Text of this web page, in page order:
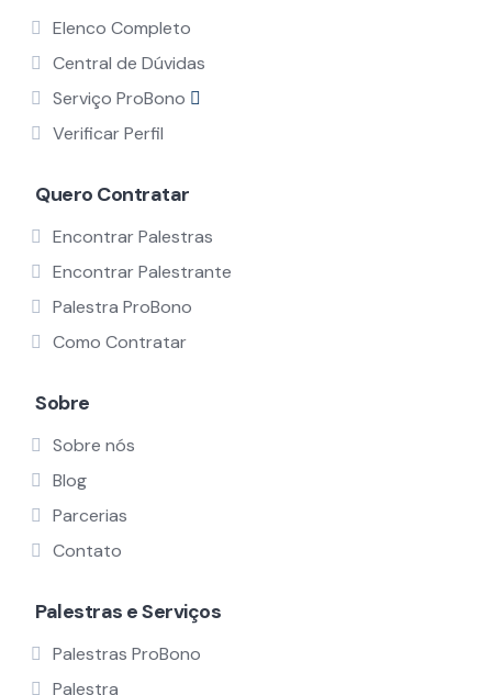
Elenco Completo
Central de Dúvidas
Serviço ProBono
Verificar Perfil
Quero Contratar
Encontrar Palestras
Encontrar Palestrante
Palestra ProBono
Como Contratar
Sobre
Sobre nós
Blog
Parcerias
Contato
Palestras e Serviços
Palestras ProBono
Palestra